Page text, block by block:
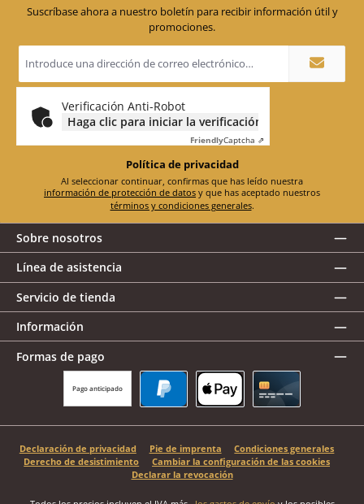
Suscríbase ahora a nuestro boletín para recibir información útil y
promociones.
Dirección
de
electrónico
Verificación Anti-Robot
Haga clic para iniciar la verificación
FriendlyCaptcha ⇗
Política de privacidad
información de protección de datos
términos y condiciones generales.
Sobre nosotros
Línea de asistencia
Servicio de tienda
Información
Formas de pago
Pago anticipado
Declaración de privacidad Pie de imprenta
Condiciones generales
Derecho de desistimiento
Cambiar la configuración de las cookies
Declarar la revocación